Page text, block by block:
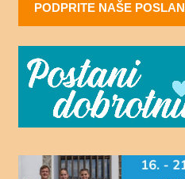
PODPRITE NAŠE